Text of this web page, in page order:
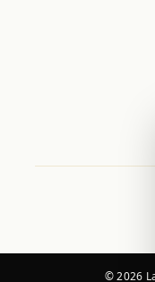
© 2026